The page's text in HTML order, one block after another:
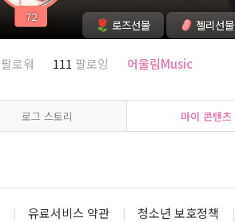
72
로즈선물 젤리선물
팔로워 111 팔로잉 어울림Music
로그 스토리 마이 콘텐츠
유료서비스 약관 청소년 보호정책